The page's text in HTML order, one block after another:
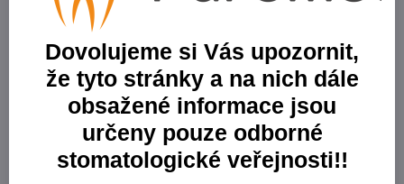
Varianty produktů
Varianta:
Hydrorise Regular Body Fast Set 2 x 50 ml
kartuše
Skladové číslo:C207005-01.03.2024
Skladem
1769 Kč
699 Kč
Dovolujeme si Vás upozornit,
že tyto stránky a na nich dále
obsažené informace jsou
určeny pouze odborné
stomatologické veřejnosti!!